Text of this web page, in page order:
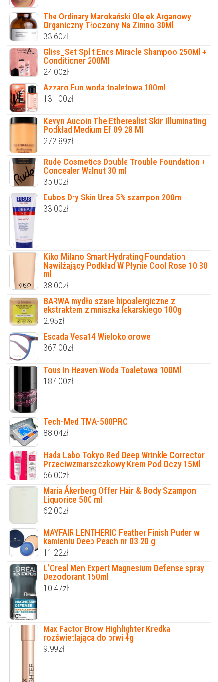
The Ordinary Marokański Olejek Arganowy
Organiczny Tłoczony Na Zimno 30Ml
33.60zł
Gliss_Set Split Ends Miracle Shampoo 250Ml +
Conditioner 200Ml
24.00zł
Azzaro Fun woda toaletowa 100ml
131.00zł
Kevyn Aucoin The Etherealist Skin Illuminating
Podkład Medium Ef 09 28 Ml
272.89zł
Rude Cosmetics Double Trouble Foundation +
Concealer Walnut 30 ml
35.00zł
Eubos Dry Skin Urea 5% szampon 200ml
33.00zł
Kiko Milano Smart Hydrating Foundation
Nawilżający Podkład W Płynie Cool Rose 10 30
ml
38.00zł
BARWA mydło szare hipoalergiczne z
ekstraktem z mniszka lekarskiego 100g
2.95zł
Escada Vesa14 Wielokolorowe
367.00zł
Tous In Heaven Woda Toaletowa 100Ml
187.00zł
Tech-Med TMA-500PRO
88.04zł
Hada Labo Tokyo Red Deep Wrinkle Corrector
Przeciwzmarszczkowy Krem Pod Oczy 15Ml
66.00zł
Maria Åkerberg Offer Hair & Body Szampon
Liquorice 500 ml
62.00zł
MAYFAIR LENTHERIC Feather Finish Puder w
kamieniu Deep Peach nr 03 20 g
11.22zł
L’Oreal Men Expert Magnesium Defense spray
Dezodorant 150ml
10.47zł
Max Factor Brow Highlighter Kredka
rozświetlająca do brwi 4g
9.99zł